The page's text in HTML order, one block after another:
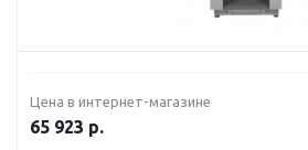
Цена в интернет-магазине
65 923 р.